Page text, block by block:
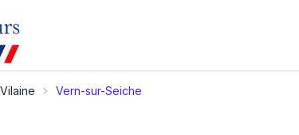
Vern-sur-Seiche